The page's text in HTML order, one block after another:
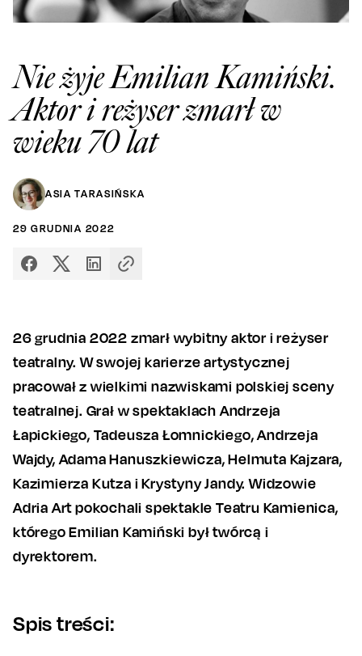
Nie żyje Emilian Kamiński.
Aktor i reżyser zmarł w
wieku 70 lat
ASIA TARASIŃSKA
29 GRUDNIA 2022
26 grudnia 2022 zmarł wybitny aktor i reżyser
teatralny. W swojej karierze artystycznej
pracował z wielkimi nazwiskami polskiej sceny
teatralnej. Grał w spektaklach Andrzeja
Łapickiego, Tadeusza Łomnickiego, Andrzeja
Wajdy, Adama Hanuszkiewicza, Helmuta Kajzara,
Kazimierza Kutza i Krystyny Jandy. Widzowie
Adria Art pokochali spektakle Teatru Kamienica,
którego Emilian Kamiński był twórcą i
dyrektorem.
Spis treści: